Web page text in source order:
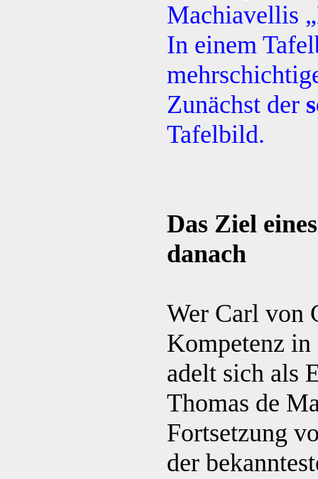
Machiavellis
In einem
Zunächst der
Tafelbild.
Das Ziel
danach
Wer Carl von
Kompetenz in
adelt sich als
Thomas de
Fortsetzung
der